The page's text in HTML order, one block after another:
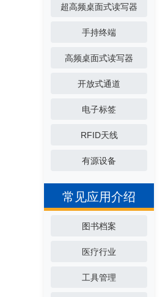
超高频桌面式读写器
手持终端
高频桌面式读写器
开放式通道
电子标签
RFID天线
有源设备
常见应用介绍
图书档案
医疗行业
工具管理